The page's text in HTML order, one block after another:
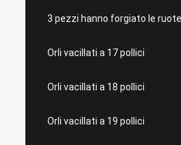
3 pezzi hanno forgiato le ruote
Orli vacillati a 17 pollici
Orli vacillati a 18 pollici
Orli vacillati a 19 pollici